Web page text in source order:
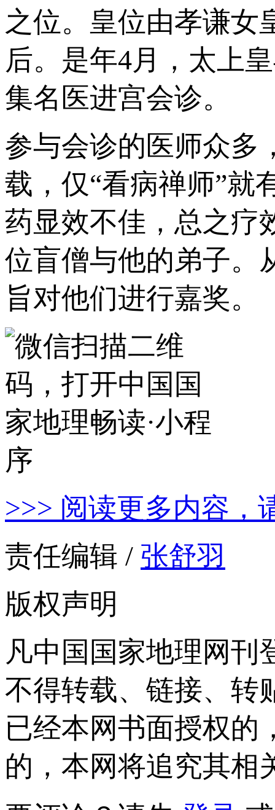
之位。皇位由孝谦女
后。是年4月，太上
集名医进宫会诊。
参与会诊的医师众多
载，仅“看病禅师”就
药显效不佳，总之疗
位盲僧与他的弟子。
旨对他们进行嘉奖。
>>> 阅读更多内容，
责任编辑 / 张舒羽
版权声明
凡中国国家地理网刊
不得转载、链接、转
已经本网书面授权的
的，本网将追究其相